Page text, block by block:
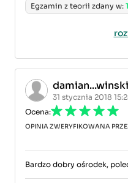
Egzamin z teorii zdany w:
damian...winski
31 stycznia 2018
Ocena:
OPINIA ZWERYFIKOWANA
Bardzo dobry ośrodek,